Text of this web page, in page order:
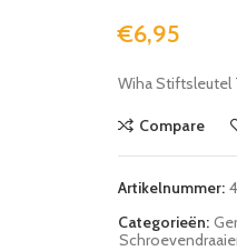
€6,95
Wiha Stiftsleutel
Compare
Artikelnummer:
Categorieën: